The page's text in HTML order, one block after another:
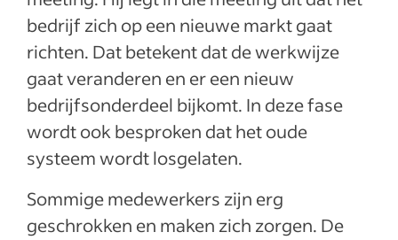
bedrijf zich op een nieuwe markt gaat
richten. Dat betekent dat de werkwijze
gaat veranderen en er een nieuw
bedrijfsonderdeel bijkomt. In deze fase
wordt ook besproken dat het oude
systeem wordt losgelaten.
Sommige medewerkers zijn erg
geschrokken en maken zich zorgen. De